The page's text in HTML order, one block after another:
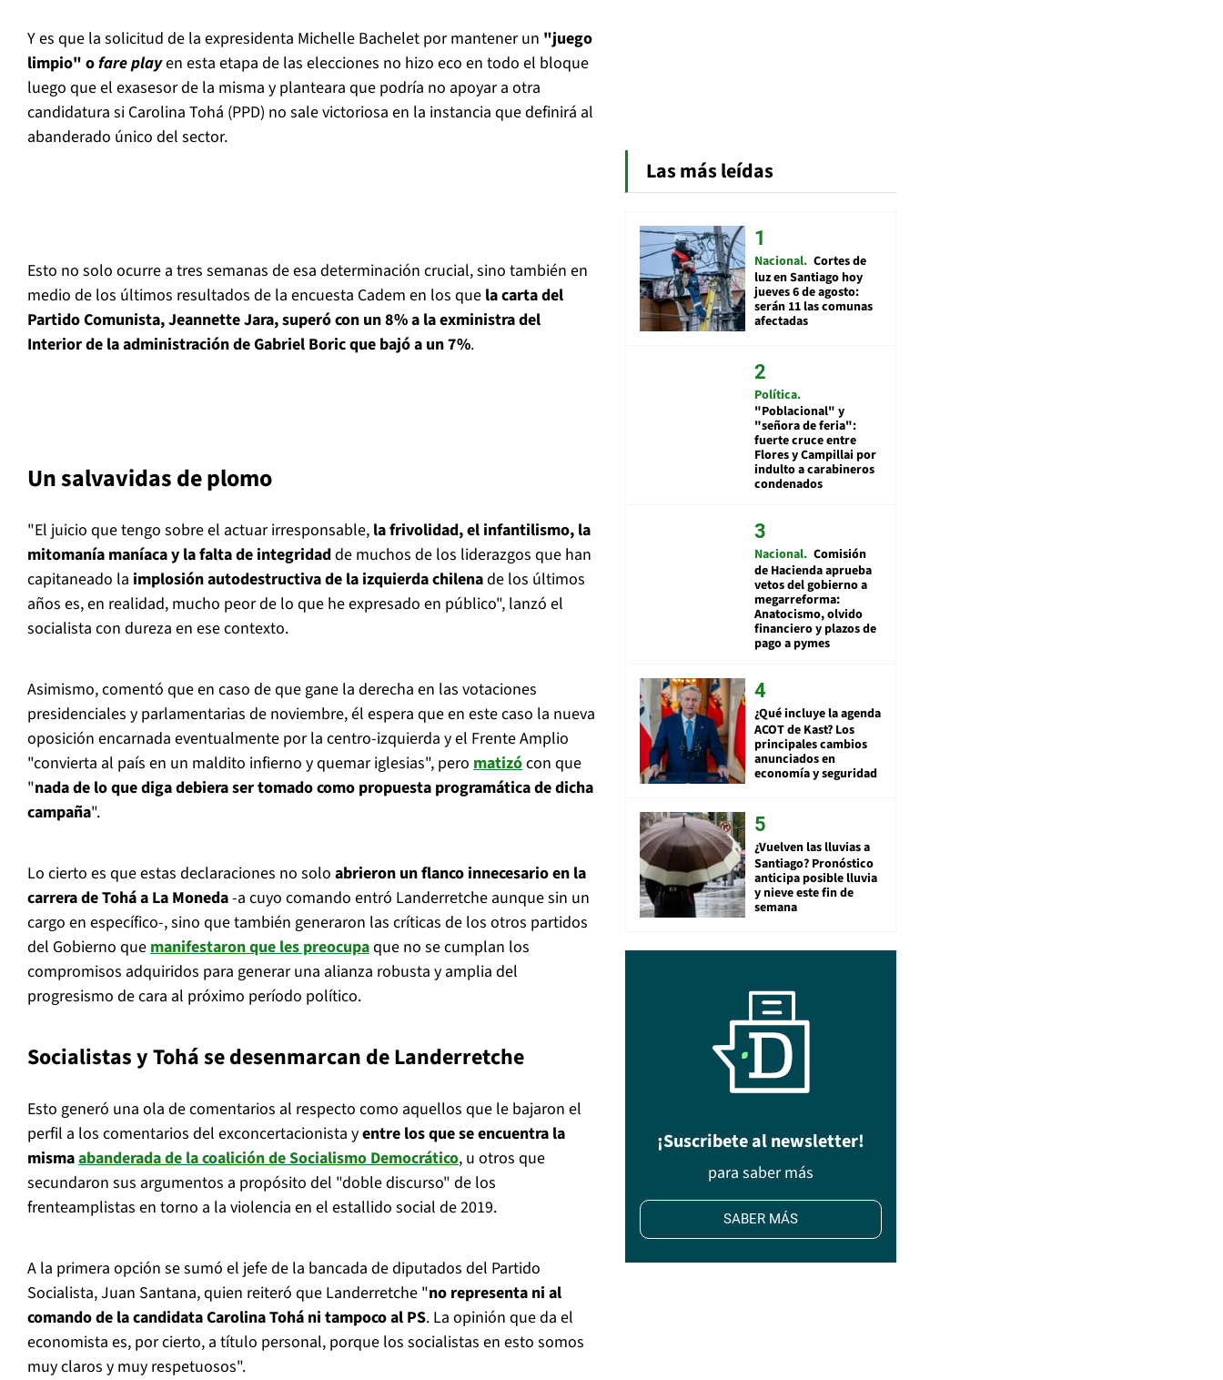
Y es que la solicitud de la expresidenta Michelle Bachelet por mantener un "juego
limpio" ofare playen esta etapa de las elecciones no hizo eco en todo el bloque
luego que el exasesor de la misma y planteara que podría no apoyar a otra
candidatura si Carolina Tohá (PPD) no sale victoriosa en la instancia que definirá al
abanderado único del sector.
Esto no solo ocurre a tres semanas de esa determinación crucial, sino también en
medio de los últimos resultados de la encuesta Cadem en los que la carta del
Partido Comunista, Jeannette Jara, superó con un 8% a la exministra del
Interior de la administración de Gabriel Boric que bajó a un 7%.
Un salvavidas de plomo
"El juicio que tengo sobre el actuar irresponsable, la frivolidad, el infantilismo, la
mitomanía maníaca y la falta de integridadde muchos de los liderazgos que han
capitaneado la implosión autodestructiva de la izquierda chilenade los últimos
años es, en realidad, mucho peor de lo que he expresado en público", lanzó el
socialista con dureza en ese contexto.
Asimismo, comentó que en caso de que gane la derecha en las votaciones
presidenciales y parlamentarias de noviembre, él espera que en este caso la nueva
oposición encarnada eventualmente por la centro-izquierda y el Frente Amplio
"convierta al país en un maldito infierno y quemar iglesias", pero matizócon que
"nada de lo que diga debiera ser tomado como propuesta programática de dicha
campaña".
Lo cierto es que estas declaraciones no solo abrieron un flanco innecesario en la
carrera de Tohá a La Moneda-a cuyo comando entró Landerretche aunque sin un
cargo en específico-, sino que también generaron las críticas de los otros partidos
del Gobierno quemanifestaron que les preocupaque no se cumplan los
compromisos adquiridos para generar una alianza robusta y amplia del
progresismo de cara al próximo período político.
Socialistas y Tohá se desenmarcan de Landerretche
Esto generó una ola de comentarios al respecto como aquellos que le bajaron el
perfil a los comentarios del exconcertacionista yentre los que se encuentra la
mismaabanderada de la coalición de Socialismo Democrático, u otros que
secundaron sus argumentos a propósito del "doble discurso" de los
frenteamplistas en torno a la violencia en el estallido social de 2019.
A la primera opción se sumó el jefe de la bancada de diputados del Partido
Socialista, Juan Santana, quien reiteró que Landerretche "no representa ni al
comando de la candidata Carolina Tohá ni tampoco al PS. La opinión que da el
economista es, por cierto, a título personal, porque los socialistas en esto somos
muy claros y muy respetuosos".
Las más leídas
Nacional Cortes de
luz en Santiago hoy
jueves 6 de agosto:
serán 11 las comunas
afectadas
Política
"Poblacional" y
"señora de feria":
fuerte cruce entre
Flores y Campillai por
indulto a carabineros
condenados
Nacional Comisión
de Hacienda aprueba
vetos del gobierno a
megarreforma:
Anatocismo, olvido
financiero y plazos de
pago a pymes
¿Qué incluye la agenda
ACOT de Kast? Los
principales cambios
anunciados en
economía y seguridad
¿Vuelven las lluvias a
Santiago? Pronóstico
anticipa posible lluvia
y nieve este fin de
semana
¡Suscribete al newsletter!
para saber más
SABER MÁS